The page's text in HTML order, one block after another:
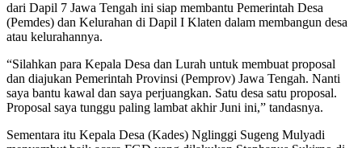
dari Dapil 7 Jawa Tengah ini siap membantu Pemerintah Desa
(Pemdes) dan Kelurahan di Dapil I Klaten dalam membangun desa
atau kelurahannya.
“Silahkan para Kepala Desa dan Lurah untuk membuat proposal
dan diajukan Pemerintah Provinsi (Pemprov) Jawa Tengah. Nanti
saya bantu kawal dan saya perjuangkan. Satu desa satu proposal.
Proposal saya tunggu paling lambat akhir Juni ini,” tandasnya.
Sementara itu Kepala Desa (Kades) Nglinggi Sugeng Mulyadi